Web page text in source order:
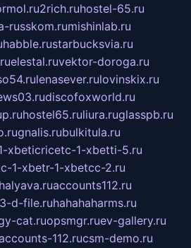
2rich.ruhostel-65.ru
russkom.rumishinlab.ru
habble.rustarbucksvia.ru
elestal.ruvektor-doroga.ru
lenasever.rulovinskix.ru
discofoxworld.ru
hostel65.ruliura.ruglasspb.ru
gnalis.rubulkitula.ru
xbeticricetc-1-xbetti-5.ru
1-xbetr-1-xbetcc-2.ru
accounts112.ru
3-d-file.ruhahahaharms.ru
cat.ruopsmgr.ruev-gallery.ru
112.rucsm-demo.ru